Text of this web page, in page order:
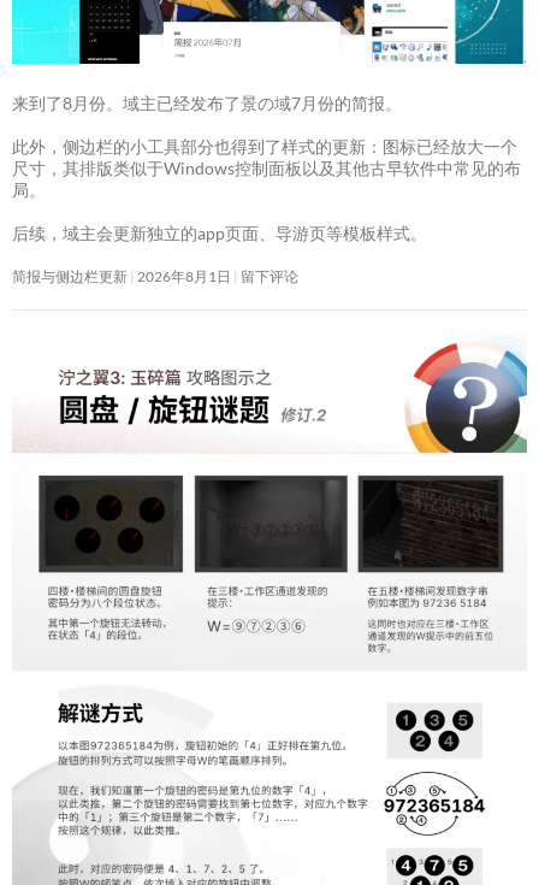
来到了8月份。域主已经发布了景の域7月份的简报。
此外，侧边栏的小工具部分也得到了样式的更新：图标已经放大一个
尺寸，其排版类似于Windows控制面板以及其他古早软件中常见的布
局。
后续，域主会更新独立的app页面、导游页等模板样式。
简报与侧边栏更新 2026年8月1日 留下评论